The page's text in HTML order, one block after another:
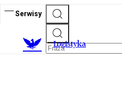
Serwisy
Logistyka